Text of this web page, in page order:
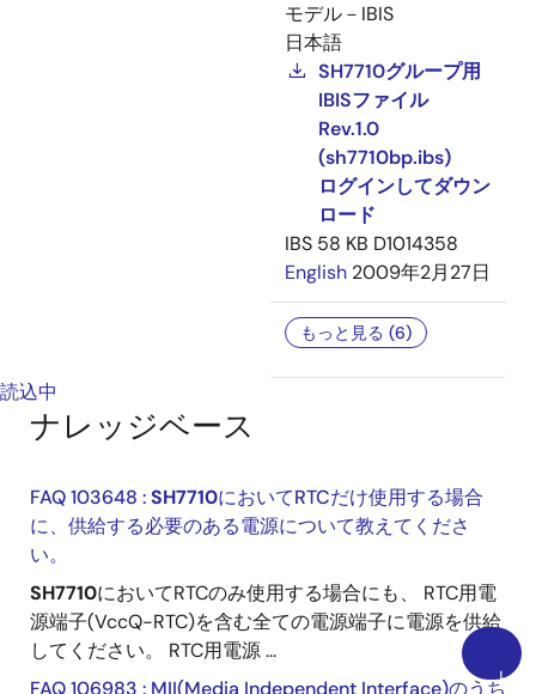
モデル－IBIS
日本語
SH7710グループ用
IBISファイル
Rev.1.0
(sh7710bp.ibs)
ログインしてダウン
ロード
IBS 58 KB D1014358
English 2009年2月27日
もっと見る (6)
読込中
ナレッジベース
FAQ 103648 :SH7710においてRTCだけ使用する場合
に、供給する必要のある電源について教えてくださ
い。
SH7710においてRTCのみ使用する場合にも、 RTC用電
源端子(VccQ-RTC)を含む全ての電源端子に電源を供給
してください。 RTC用電源 ...
FAQ 106983 : MII(Media Independent Interface)のうち上